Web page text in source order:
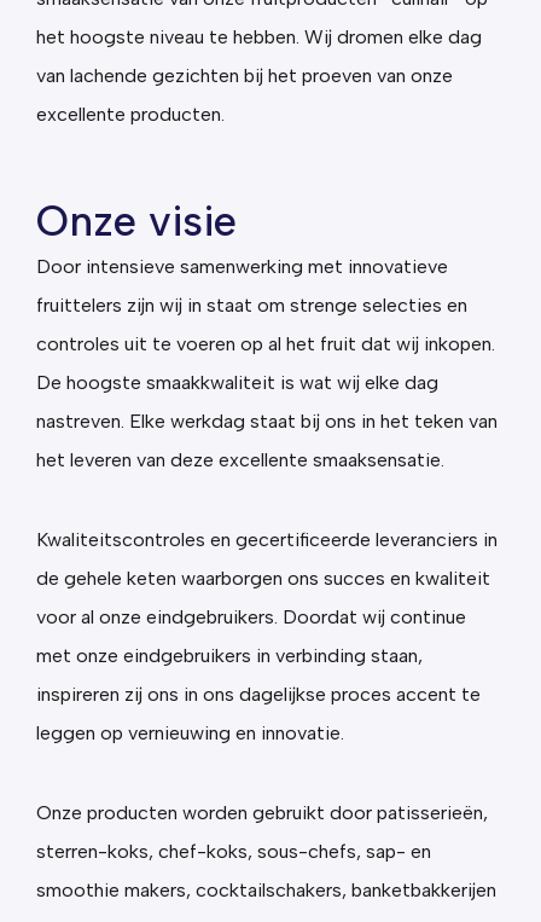
het hoogste niveau te hebben. Wij dromen elke dag
van lachende gezichten bij het proeven van onze
excellente producten.
Onze visie
Door intensieve samenwerking met innovatieve
fruittelers zijn wij in staat om strenge selecties en
controles uit te voeren op al het fruit dat wij inkopen.
De hoogste smaakkwaliteit is wat wij elke dag
nastreven. Elke werkdag staat bij ons in het teken van
het leveren van deze excellente smaaksensatie.
Kwaliteitscontroles en gecertificeerde leveranciers in
de gehele keten waarborgen ons succes en kwaliteit
voor al onze eindgebruikers. Doordat wij continue
met onze eindgebruikers in verbinding staan,
inspireren zij ons in ons dagelijkse proces accent te
leggen op vernieuwing en innovatie.
Onze producten worden gebruikt door patisserieën,
sterren-koks, chef-koks, sous-chefs, sap- en
smoothie makers, cocktailschakers, banketbakkerijen